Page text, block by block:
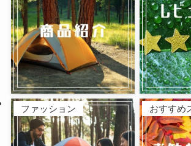
ファッション おすすめ